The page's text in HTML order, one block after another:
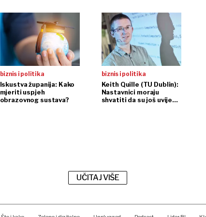
Održivi turizam' Hrvatske
županija koja će se održati 14.
Hotelu Sheraton u Zagrebu
biznis i politika
Iskustva županija: Kako
mjeriti uspjeh
obrazovnog sustava?
biznis i politika
Keith Quille (TU Dublin):
Nastavnici moraju
shvatiti da su još uvijek
UČITAJ VIŠE